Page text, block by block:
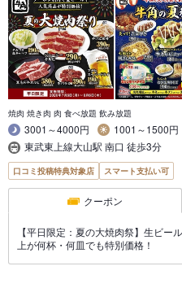
焼肉 焼き肉 肉 食べ放題 飲み放題
3001～4000円
1001～1500円
東武東上線大山駅 南口 徒歩3分
口コミ投稿特典対象店 スマート支払い可
クーポン
【平日限定：夏の大焼肉祭】生ビ
上が何杯・何皿でも特別価格！